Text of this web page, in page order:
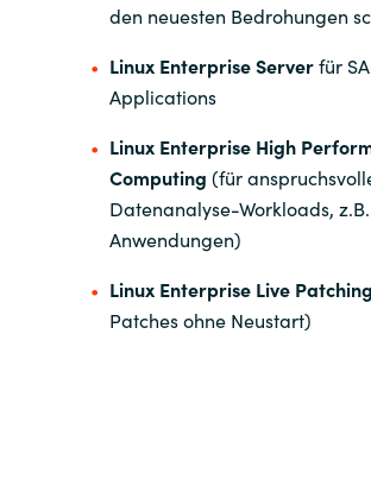
Sri Lanka
Sweden
Switzerland
Ukraine
United Kingdom
United States
den neuesten Bedrohungen
Linux Enterprise Serverfür
Applications
Linux Enterprise High
Computing (für
Datenanalyse-Workloads, z.B.
Anwendungen)
Linux Enterprise Live Patching
Patches ohne Neustart)